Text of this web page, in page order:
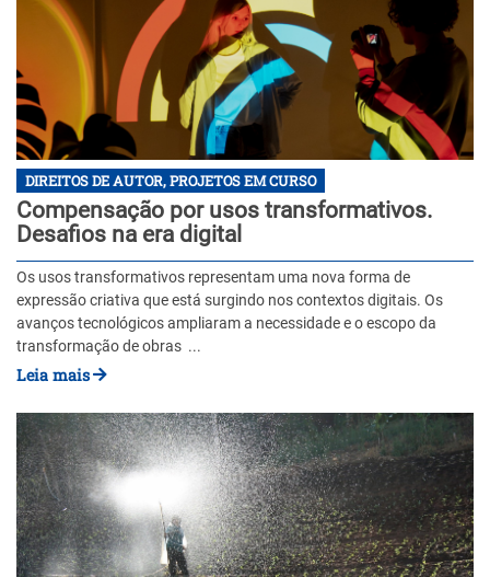
DIREITOS DE AUTOR, PROJETOS EM CURSO
Compensação por usos transformativos.
Desafios na era digital
Os usos transformativos representam uma nova forma de
expressão criativa que está surgindo nos contextos digitais. Os
avanços tecnológicos ampliaram a necessidade e o escopo da
transformação de obras ...
Leia mais